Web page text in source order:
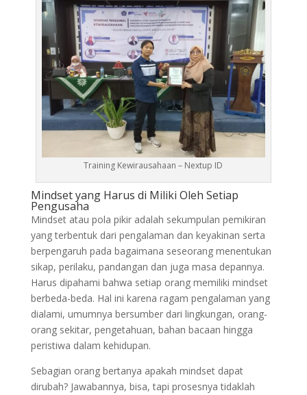
Training Kewirausahaan – Nextup ID
Mindset yang Harus di Miliki Oleh Setiap
Pengusaha
Mindset atau pola pikir adalah sekumpulan pemikiran
yang terbentuk dari pengalaman dan keyakinan serta
berpengaruh pada bagaimana seseorang menentukan
sikap, perilaku, pandangan dan juga masa depannya.
Harus dipahami bahwa setiap orang memiliki mindset
berbeda-beda. Hal ini karena ragam pengalaman yang
dialami, umumnya bersumber dari lingkungan, orang-
orang sekitar, pengetahuan, bahan bacaan hingga
peristiwa dalam kehidupan.
Sebagian orang bertanya apakah mindset dapat
dirubah? Jawabannya, bisa, tapi prosesnya tidaklah